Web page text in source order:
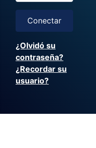
Conectar
¿Olvidó su
contraseña?
¿Recordar su
usuario?